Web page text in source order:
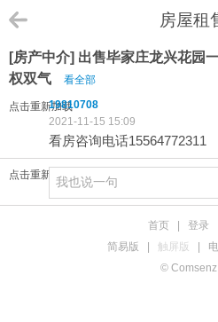
房屋租
[房产中介] 出售毕家庄龙兴花园
权双气
看全部
点击重新加载19810708
2021-11-15 15:09
看房咨询电话15564772311
点击重新加载
首页 登录
简易版
触屏版
© Comsenz